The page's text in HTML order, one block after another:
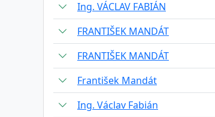
Ing. VÁCLAV FABIÁN
FRANTIŠEK MANDÁT
FRANTIŠEK MANDÁT
František Mandát
Ing. Václav Fabián